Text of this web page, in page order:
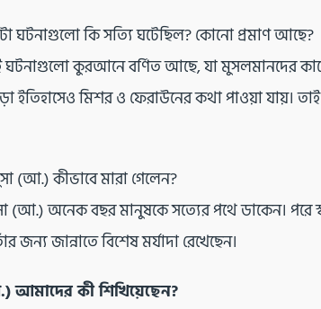
ঘটনাগুলো কি সত্যি ঘটেছিল? কোনো প্রমাণ আছে?
ঘটনাগুলো কুরআনে বর্ণিত আছে, যা মুসলমানদের
ইতিহাসেও মিশর ও ফেরাউনের কথা পাওয়া যায়।
(আ.) কীভাবে মারা গেলেন?
(আ.) অনেক বছর মানুষকে সত্যের পথে ডাকেন। পরে
জন্য জান্নাতে বিশেষ মর্যাদা রেখেছেন।
আমাদের কী শিখিয়েছেন?